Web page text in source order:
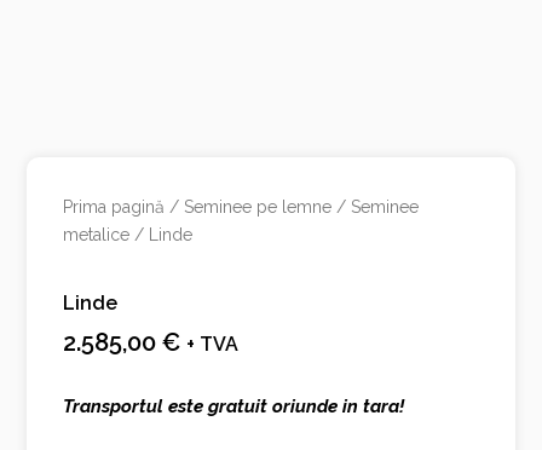
Prima pagină / Seminee pe lemne / Seminee
metalice / Linde
Linde
2.585,00€ + TVA
Transportul este gratuit oriunde in tara!